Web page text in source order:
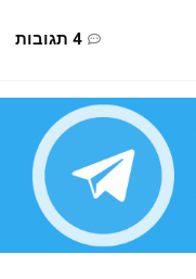
4 תגובות